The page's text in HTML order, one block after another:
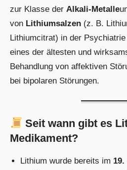
zur Klasse der Alkali-Metalle
von Lithiumsalzen (z. B.
Lithiumcitrat) in der
eines der ältesten und
Behandlung von affektiven
bei bipolaren Störungen.
Seit wann gibt es
Medikament?
Lithium wurde bereits im